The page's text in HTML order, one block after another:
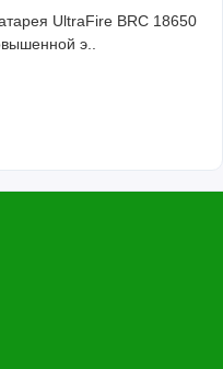
UltraFire BRC 18650
э..